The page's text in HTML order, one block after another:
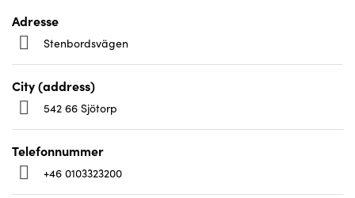
Adresse
Stenbordsvägen
City (address)
542 66 Sjötorp
Telefonnummer
+46 0103323200